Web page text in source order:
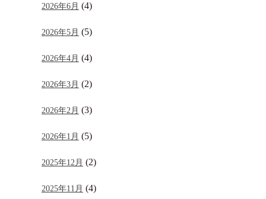
2026年6月 (4)
2026年5月 (5)
2026年4月 (4)
2026年3月 (2)
2026年2月 (3)
2026年1月 (5)
2025年12月 (2)
2025年11月 (4)